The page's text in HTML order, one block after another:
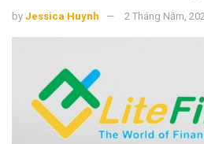
by Jessica Huynh 2 Tháng Năm,